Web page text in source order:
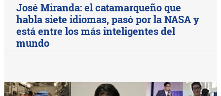
José Miranda: el catamarqueño que
habla siete idiomas, pasó por la NASA y
está entre los más inteligentes del
mundo